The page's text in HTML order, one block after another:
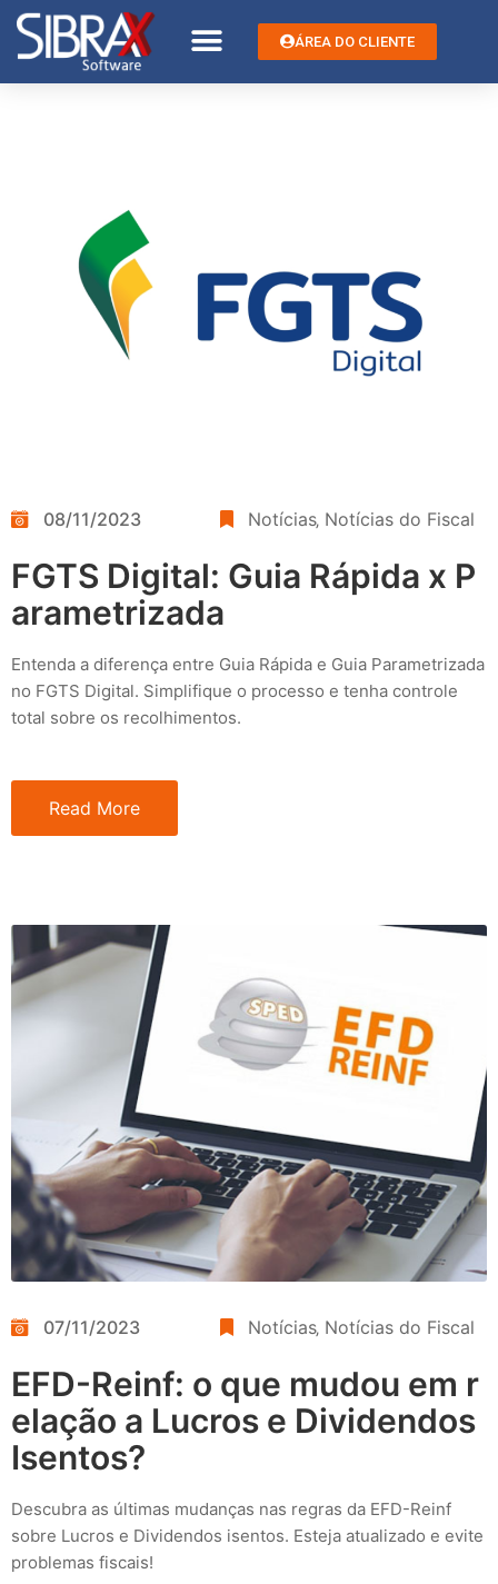
ÁREA DO CLIENTE
08/11/2023 Notícias‚ Notícias do Fiscal
FGTS Digital: Guia Rápida x P
arametrizada
Entenda a diferença entre Guia Rápida e Guia Parametrizada
no FGTS Digital. Simplifique o processo e tenha controle
total sobre os recolhimentos.
Read More
07/11/2023 Notícias‚ Notícias do Fiscal
EFD-Reinf: o que mudou em r
elação a Lucros e Dividendos
Isentos?
Descubra as últimas mudanças nas regras da EFD-Reinf
sobre Lucros e Dividendos isentos. Esteja atualizado e evite
problemas fiscais!